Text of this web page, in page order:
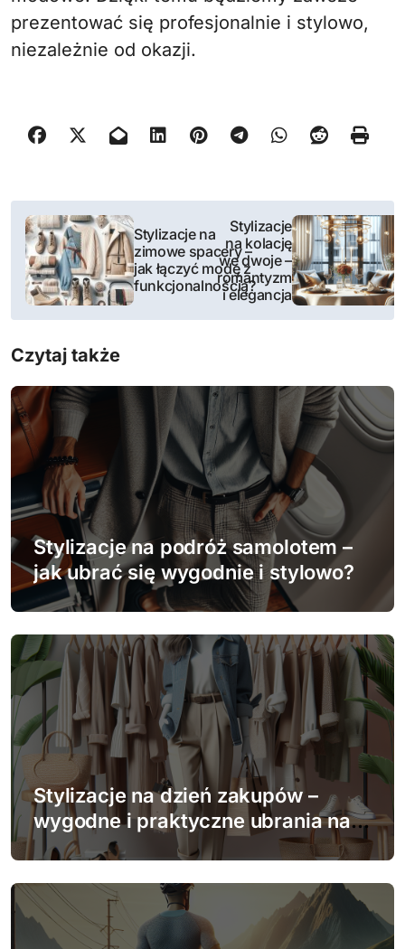
prezentować się profesjonalnie i stylowo,
niezależnie od okazji.
N
w
i
g
a
c
j
a
w
p
i
s
u
Stylizacje na
zimowe spacery –
jak łączyć modę z
funkcjonalnością?
Stylizacje
na kolację
we dwoje –
romantyzm
i elegancja
Czytaj także
Stylizacje na podróż samolotem –
jak ubrać się wygodnie i stylowo?
Stylizacje na dzień zakupów –
wygodne i praktyczne ubrania na
cały dzień